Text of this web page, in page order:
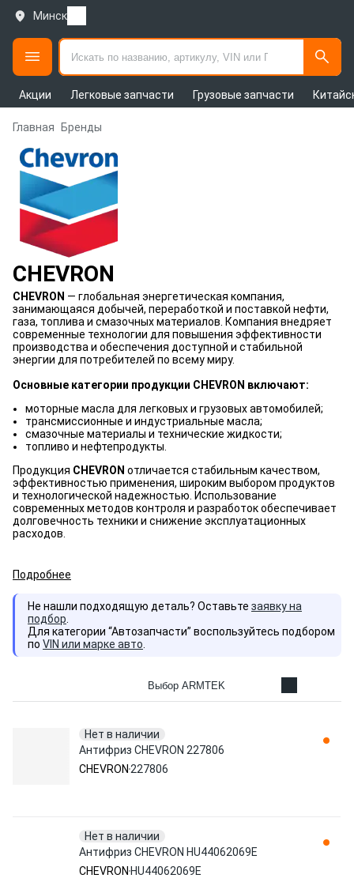
Минск
Акции Легковые запчасти Грузовые запчасти
Главная Бренды
CHEVRON
CHEVRON — глобальная энергетическая компания,
занимающаяся добычей, переработкой и поставкой нефти,
газа, топлива и смазочных материалов. Компания внедряет
современные технологии для повышения эффективности
производства и обеспечения доступной и стабильной
энергии для потребителей по всему миру.
Основные категории продукции CHEVRON включают:
моторные масла для легковых и грузовых автомобилей;
трансмиссионные и индустриальные масла;
смазочные материалы и технические жидкости;
топливо и нефтепродукты.
Продукция CHEVRON отличается стабильным качеством,
эффективностью применения, широким выбором продуктов
и технологической надежностью. Использование
современных методов контроля и разработок обеспечивает
долговечность техники и снижение эксплуатационных
расходов.
Подробнее
Не нашли подходящую деталь? Оставьте заявку на
подбор
Для категории “Автозапчасти” воспользуйтесь подбором
по VIN или марке авто
Выбор ARMTEK
Нет в наличии
Антифриз CHEVRON 227806
CHEVRON 227806
Нет в наличии
Антифриз CHEVRON HU44062069E
CHEVRON HU44062069E